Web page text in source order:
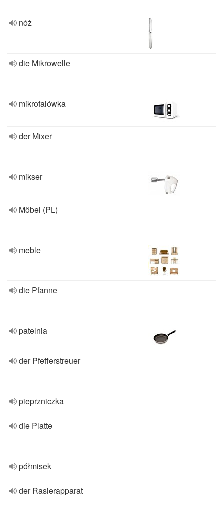
nóż
die Mikrowelle
mikrofalówka
der Mixer
mikser
Möbel (PL)
meble
die Pfanne
patelnia
der Pfefferstreuer
pieprzniczka
die Platte
półmisek
der Rasierapparat